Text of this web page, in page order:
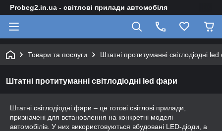
Probeg2.in.ua - світлові прилади автомобіля
Товари та послуги Штатні протитуманні світлодіодні
Штатні протитуманні світлодіодні led фари
Штатні світлодіодні фари – це готові світлові прилади,
призначені для встановлення на конкретні моделі
автомобілів. У них використовуються вбудовані LED-діоди, а